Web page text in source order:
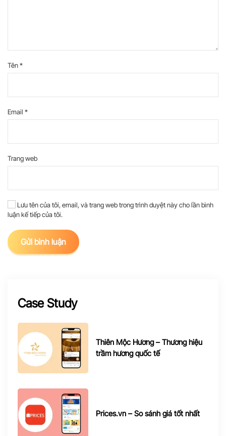
Tên*
Email *
Trang web
Lưu tên của tôi, email, và trang web trong trình duyệt này cho lần bình
luận kế tiếp của tôi.
Gửi bình luận
Case Study
Thiên Mộc Hương – Thương hiệu
trầm hương quốc tế
Prices.vn – So sánh giá tốt nhất